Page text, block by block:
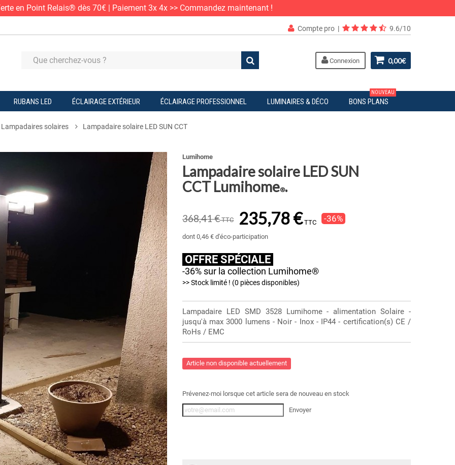
en Point Relais® dès 70€ | Paiement 3x 4x >> Commandez maintenant !
Compte pro | 9.6/10
0,00€
Connexion
RUBANS LED ÉCLAIRAGE EXTÉRIEUR ÉCLAIRAGE PROFESSIONNEL LUMINAIRES & DÉCO BONS PLANS
NOUVEAU
Lampadaires solaires Lampadaire solaire LED SUN CCT
Lumihome
Lampadaire solaire LED SUN
CCT Lumihome®.
368,41 €TTC -36%
235,78 €TTC
dont 0,46 € d'éco-participation
OFFRE SPÉCIALE
-36% sur la collection Lumihome®
>> Stock limité ! (0 pièces disponibles)
Lampadaire LED SMD 3528 Lumihome - alimentation Solaire -
jusqu'à max 3000 lumens - Noir - Inox - IP44 - certification(s) CE /
RoHs / EMC
Article non disponible actuellement
Prévenez-moi lorsque cet article sera de nouveau en stock
Envoyer